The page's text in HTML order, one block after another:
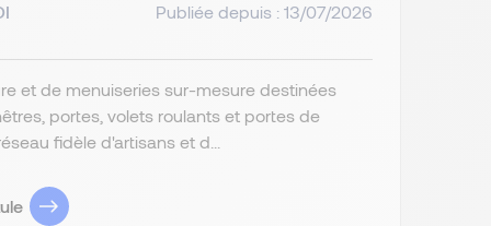
Publiée depuis : 13/07/2026
et de menuiseries sur-mesure destinées
portes, volets roulants et portes de
fidèle d'artisans et d...